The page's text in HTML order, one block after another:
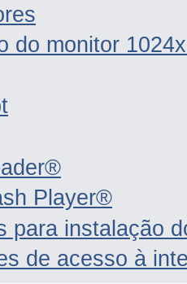
do monitor
Player®
para instalação
de acesso à